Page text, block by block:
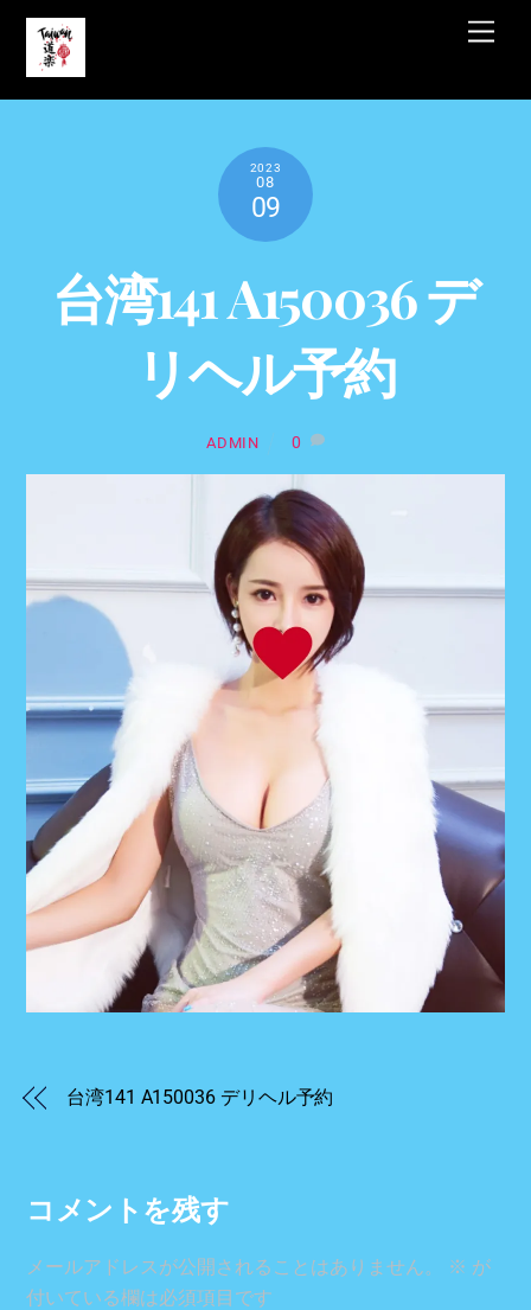
Skip
content
2023
08
09
台湾141 A150036 デ
リヘル予約
ADMIN 0
台湾141 A150036 デリヘル予約
コメントを残す
メールアドレスが公開されることはありません。 ※ が
付いている欄は必須項目です